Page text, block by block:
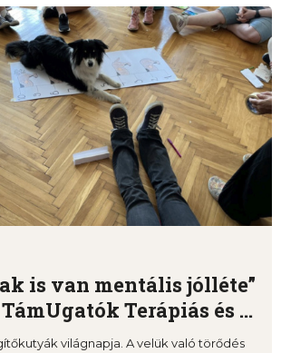
is van mentális jólléte”
Terápiás és ...
világnapja. A velük való törődés